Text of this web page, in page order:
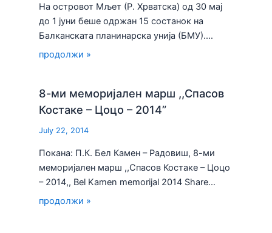
На островот Мљет (Р. Хрватска) од 30 мај
до 1 јуни беше одржан 15 состанок на
Балканската планинарска унија (БМУ).…
продолжи »
8-ми меморијален марш ,,Спасов
Костаке – Цоцо – 2014”
July 22, 2014
Покана: П.К. Бел Камен – Радовиш, 8-ми
меморијален марш ,,Спасов Костаке – Цоцо
– 2014,, Bel Kamen memorijal 2014 Share…
продолжи »